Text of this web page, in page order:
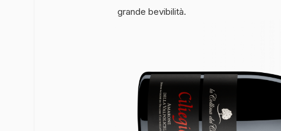
grande bevibilità.